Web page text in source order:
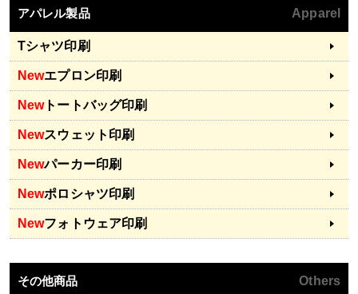
アパレル製品 Apparel
Tシャツ印刷
Newエプロン印刷
Newトートバッグ印刷
Newスウェット印刷
Newパーカー印刷
Newポロシャツ印刷
Newフォトウェア印刷
その他商品 Others